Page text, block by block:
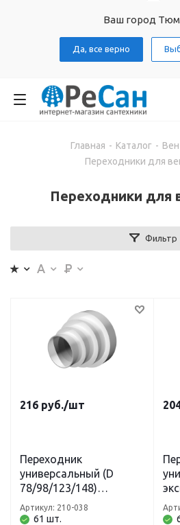
Ваш город
Да, все верно
Главная - Каталог -
Переходники для
Переходники для
Фильтр
216 руб./шт
Переходник
универсальный (D
78/98/123/148)
ПУ15.12.10.8 Эра
61 шт.
Артикул: 210-038